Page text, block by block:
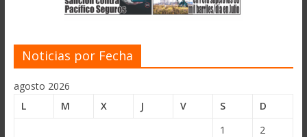
Noticias por Fecha
agosto 2026
L
M X J V S
D
1
2